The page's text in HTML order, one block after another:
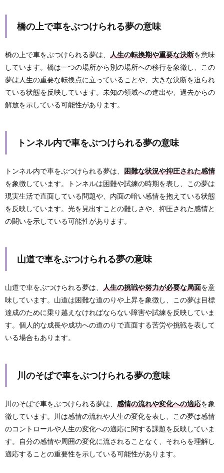
橋の上で車をぶつけられる夢の意味
橋の上で車をぶつけられる夢は、 人生の転換期や重要な決断を意味
しています。橋は一つの場所から別の場所への移行を象徴し、この
夢は人生の重要な転換点に立っていることや、大きな決断を迫られ
ている状態を反映しています。未知の領域への進出や、過去からの
解放を示している可能性があります。
トンネル内で車をぶつけられる夢の意味
トンネル内で車をぶつけられる夢は、 困難な状況や抑圧された感情
を象徴しています。トンネルは困難や試練の時期を表し、この夢は
現実生活で直面している問題や、内面の暗い感情を抱えている状態
を反映しています。光を見出すことの難しさや、抑圧された感情と
の闘いを示している可能性があります。
山道で車をぶつけられる夢の意味
山道で車をぶつけられる夢は、 人生の挑戦や努力が必要な局面を意
味しています。山道は困難な道のりや上昇を象徴し、この夢は目標
達成のために乗り越えなければならない障害や試練を反映していま
す。個人的な成長や成功への道のりで直面する苦労や挑戦を表して
いる場合もあります。
川のそばで車をぶつけられる夢の意味
川のそばで車をぶつけられる夢は、 感情の流れや変化への適応を象
徴しています。川は感情の流れや人生の変化を表し、この夢は感情
のコントロールや人生の変化への適応に関する課題を反映していま
す。自分の感情や周囲の変化に流されることなく、それらを理解し
適応することの重要性を示している可能性があります。